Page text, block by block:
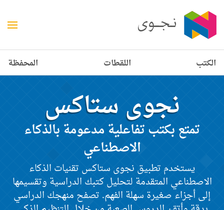
الكتب اللقطات المحفظة
نجوى ستاكس
تمتع بكتب تفاعلية مدعومة بالذكاء
الاصطناعي
يستخدم تطبيق نجوى ستاكس تقنيات الذكاء
الاصطناعي المتقدمة لتحليل كتبك الدراسية وتقسيمها
إلى أجزاء صغيرة سهلة الفهم. تصفح منهجك الدراسي